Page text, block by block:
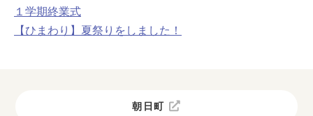
１学期終業式
【ひまわり】夏祭りをしました！
朝日町